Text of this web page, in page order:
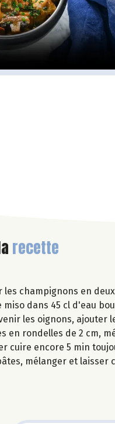
recette
les champignons en
miso dans 45 cl d'eau
les oignons,
en rondelles de 2 cm,
cuire encore 5 min
mélanger et